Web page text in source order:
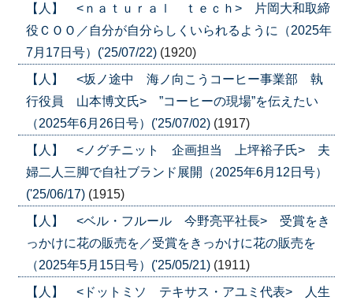
【人】 <ｎａｔｕｒａｌ ｔｅｃｈ> 片岡大和取締
役ＣＯＯ／自分が自分らしくいられるように（2025年
7月17日号）('25/07/22) (1920)
【人】 <坂ノ途中 海ノ向こうコーヒー事業部 執
行役員 山本博文氏> ”コーヒーの現場”を伝えたい
（2025年6月26日号）('25/07/02) (1917)
【人】 <ノグチニット 企画担当 上坪裕子氏> 夫
婦二人三脚で自社ブランド展開（2025年6月12日号）
('25/06/17) (1915)
【人】 <ベル・フルール 今野亮平社長> 受賞をき
っかけに花の販売を／受賞をきっかけに花の販売を
（2025年5月15日号）('25/05/21) (1911)
【人】 <ドットミソ テキサス・アユミ代表> 人生